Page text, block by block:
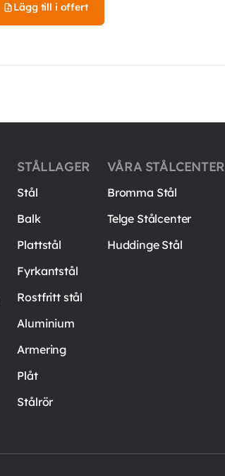
Lägg till i offert
STÅLLAGER
Stål
Balk
Plattstål
Fyrkantstål
Rostfritt stål
Aluminium
Armering
Plåt
Stålrör
VÅRA STÅLCENTER
Bromma Stål
Telge Stålcenter
Huddinge Stål